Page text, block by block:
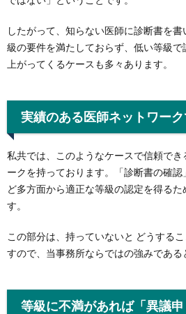
したがって、知らない医師に診断書を
級の要件を満たしておらず、低い等級
上がってくるケースも多々あります。
実績のある医師ネットワー
私共では、このようなケースで信頼で
ークを持っております。「診断書の確
ど多方面から適正な等級の認定を得る
す。
この部分は、持っていないと どうする
すので、当事務所ならではの強みである
等級に不満があれば「異議